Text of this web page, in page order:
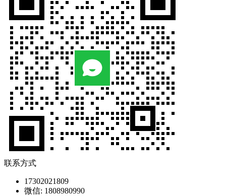
联系方式
17302021809
微信: 1808980990